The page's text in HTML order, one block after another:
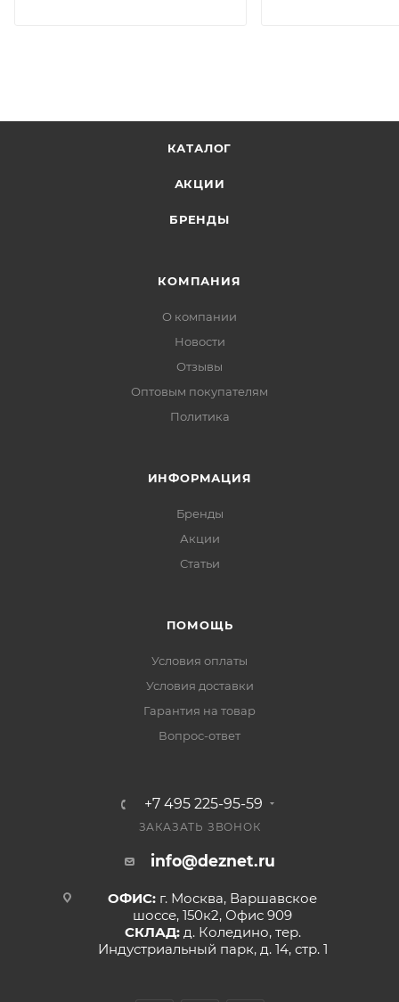
КАТАЛОГ
АКЦИИ
БРЕНДЫ
КОМПАНИЯ
О компании
Новости
Отзывы
Оптовым покупателям
Политика
ИНФОРМАЦИЯ
Бренды
Акции
Статьи
ПОМОЩЬ
Условия оплаты
Условия доставки
Гарантия на товар
Вопрос-ответ
+7 495 225-95-59
ЗАКАЗАТЬ ЗВОНОК
info@deznet.ru
ОФИС: г. Москва, Варшавское
шоссе, 150к2, Офис 909
СКЛАД: д. Коледино, тер.
Индустриальный парк, д. 14, стр. 1